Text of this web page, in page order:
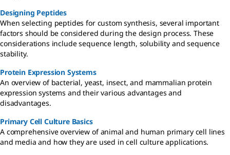
Designing Peptides
When selecting peptides for custom synthesis, several important
factors should be considered during the design process. These
considerations include sequence length, solubility and sequence
stability.
Protein Expression Systems
An overview of bacterial, yeast, insect, and mammalian protein
expression systems and their various advantages and
disadvantages.
Primary Cell Culture Basics
A comprehensive overview of animal and human primary cell lines
and media and how they are used in cell culture applications.